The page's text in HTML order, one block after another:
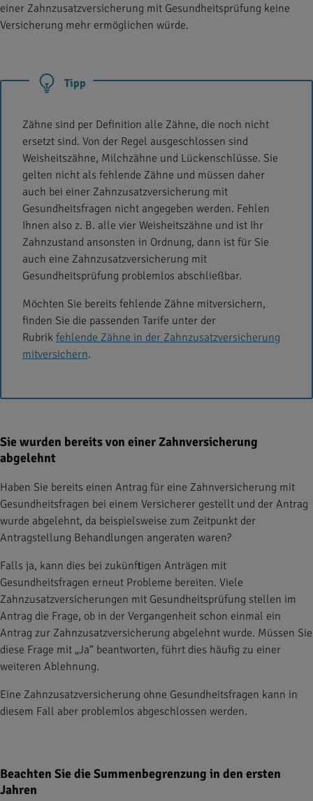
einer Zahnzusatzversicherung mit Gesundheitsprüfung keine
Versicherung mehr ermöglichen würde.
Tipp
Zähne sind per Definition alle Zähne, die noch nicht
ersetzt sind. Von der Regel ausgeschlossen sind
Weisheitszähne, Milchzähne und Lückenschlüsse. Sie
gelten nicht als fehlende Zähne und müssen daher
auch bei einer Zahnzusatzversicherung mit
Gesundheitsfragen nicht angegeben werden. Fehlen
Ihnen also z. B. alle vier Weisheitszähne und ist Ihr
Zahnzustand ansonsten in Ordnung, dann ist für Sie
auch eine Zahnzusatzversicherung mit
Gesundheitsprüfung problemlos abschließbar.
Möchten Sie bereits fehlende Zähne mitversichern,
finden Sie die passenden Tarife unter der
Rubrik fehlende Zähne in der Zahnzusatzversicherung
mitversichern.
Sie wurden bereits von einer Zahnversicherung
abgelehnt
Haben Sie bereits einen Antrag für eine Zahnversicherung mit
Gesundheitsfragen bei einem Versicherer gestellt und der Antrag
wurde abgelehnt, da beispielsweise zum Zeitpunkt der
Antragstellung Behandlungen angeraten waren?
Falls ja, kann dies bei zukünftigen Anträgen mit
Gesundheitsfragen erneut Probleme bereiten. Viele
Zahnzusatzversicherungen mit Gesundheitsprüfung stellen im
Antrag die Frage, ob in der Vergangenheit schon einmal ein
Antrag zur Zahnzusatzversicherung abgelehnt wurde. Müssen Sie
diese Frage mit „Ja“ beantworten, führt dies häufig zu einer
weiteren Ablehnung.
Eine Zahnzusatzversicherung ohne Gesundheitsfragen kann in
diesem Fall aber problemlos abgeschlossen werden.
Beachten Sie die Summenbegrenzung in den ersten
Jahren